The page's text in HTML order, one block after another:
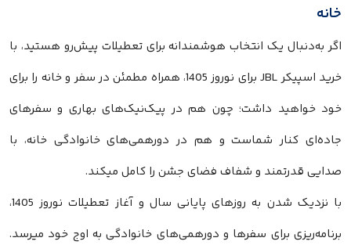
خانه
اگر به‌دنبال یک انتخاب هوشمندانه برای تعطیلات پیش‌رو هستید، با
خرید اسپیکر JBL برای نوروز 1405، همراه مطمئن در سفر و خانه را برای
خود خواهید داشت؛ چون هم در پیک‌نیک‌های بهاری و سفرهای
جاده‌ای کنار شماست و هم در دورهمی‌های خانوادگی خانه، با
صدایی قدرتمند و شفاف فضای جشن را کامل میکند.
با نزدیک شدن به روزهای پایانی سال و آغاز تعطیلات نوروز 1405،
برنامه‌ریزی برای سفرها و دورهمی‌های خانوادگی به اوج خود میرسد.